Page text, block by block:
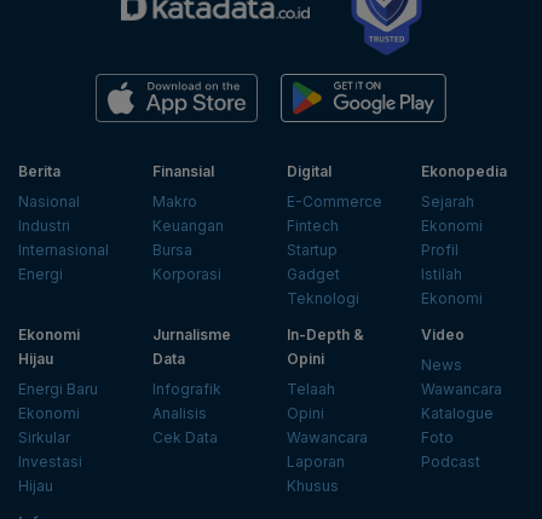
Berita
Nasional
Industri
Internasional
Energi
Finansial
Makro
Keuangan
Bursa
Korporasi
Digital
E-Commerce
Fintech
Startup
Gadget
Teknologi
Ekonopedia
Sejarah
Ekonomi
Profil
Istilah
Ekonomi
Ekonomi
Hijau
Energi Baru
Ekonomi
Sirkular
Investasi
Hijau
Jurnalisme
Data
Infografik
Analisis
Cek Data
In-Depth &
Opini
Telaah
Opini
Wawancara
Laporan
Khusus
Video
News
Wawancara
Katalogue
Foto
Podcast